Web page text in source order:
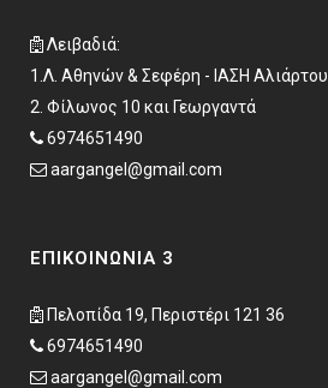
Λειβαδιά:
1.Λ. Αθηνών & Σεφέρη - ΙΑΣΗ Αλιάρτου
2. Φίλωνος 10 και Γεωργαντά
6974651490
aargangel@gmail.com
ΕΠΙΚΟΙΝΩΝΊΑ 3
Πελοπίδα 19, Περιστέρι 121 36
6974651490
aargangel@gmail.com